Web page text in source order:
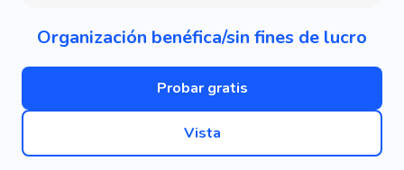
Organización benéfica/sin fines de lucro
Probar gratis
Vista